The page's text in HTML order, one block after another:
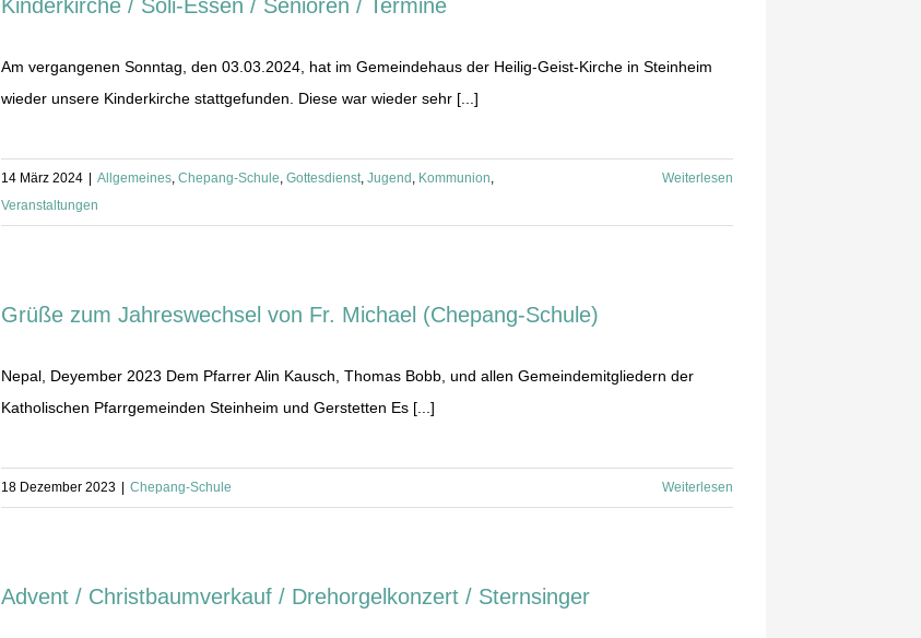
Kinderkirche / Soli-Essen / Senioren / Termine
Am vergangenen Sonntag, den 03.03.2024, hat im Gemeindehaus der Heilig-Geist-Kirche in Steinheim
wieder unsere Kinderkirche stattgefunden. Diese war wieder sehr [...]
14 März 2024 Allgemeines, Chepang-Schule, Gottesdienst, Jugend , Kommunion,
Veranstaltungen
Weiterlesen
Grüße zum Jahreswechsel von Fr. Michael (Chepang-Schule)
Nepal, Deyember 2023 Dem Pfarrer Alin Kausch, Thomas Bobb, und allen Gemeindemitgliedern der
Katholischen Pfarrgemeinden Steinheim und Gerstetten Es [...]
18 Dezember 2023 Chepang-Schule Weiterlesen
Advent / Christbaumverkauf / Drehorgelkonzert / Sternsinger